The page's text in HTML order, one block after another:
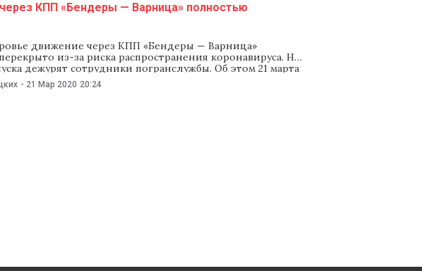
КПП «Бендеры — Варница» полностью
движение через КПП «Бендеры — Варница»
из-за риска распространения коронавируса. На
дежурят сотрудники погранслужбы. Об этом 21 марта
По данным МВД Приднестровья, у двух
подтвердили коронавирус COVID-19. Женщины
- 21 Мар 2020 20:24